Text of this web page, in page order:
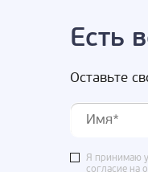
Есть
Оставьте
Я принимаю
согласие на